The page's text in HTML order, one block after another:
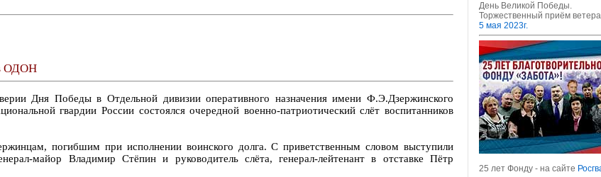
День Великой Победы.
Торжественный приём
5 мая 2023г.
25 лет Фонду - на сайте
в ОДОН
Дня Победы в Отдельной дивизии оперативного назначения имени Ф.Э.Дзержинского
гвардии России состоялся очередной военно-патриотический слёт воспитанников
погибшим при исполнении воинского долга. С приветственным словом выступили
майор Владимир Стёпин и руководитель слёта, генерал-лейтенант в отставке Пётр